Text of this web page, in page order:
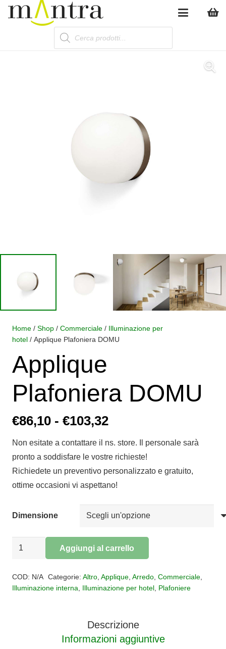
Products
search
Home / Shop / Commerciale / Illuminazione per
hotel / Applique Plafoniera DOMU
Applique
Plafoniera DOMU
€86,10 - €103,32Fascia
prezzo:
da
€86,10
a
€103,32
Non esitate a contattare il ns. store. Il personale sarà
pronto a soddisfare le vostre richieste!
Richiedete un preventivo personalizzato e gratuito,
ottime occasioni vi aspettano!
Dimensione
Applique
Plafoniera
quantità
Aggiungi al carrello
COD: N/A Categorie: Altro, Applique, Arredo, Commerciale,
Illuminazione interna, Illuminazione per hotel, Plafoniere
Descrizione
Informazioni aggiuntive